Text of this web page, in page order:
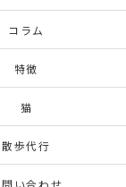
コラム
特徴
猫
散歩代行
い合わせ